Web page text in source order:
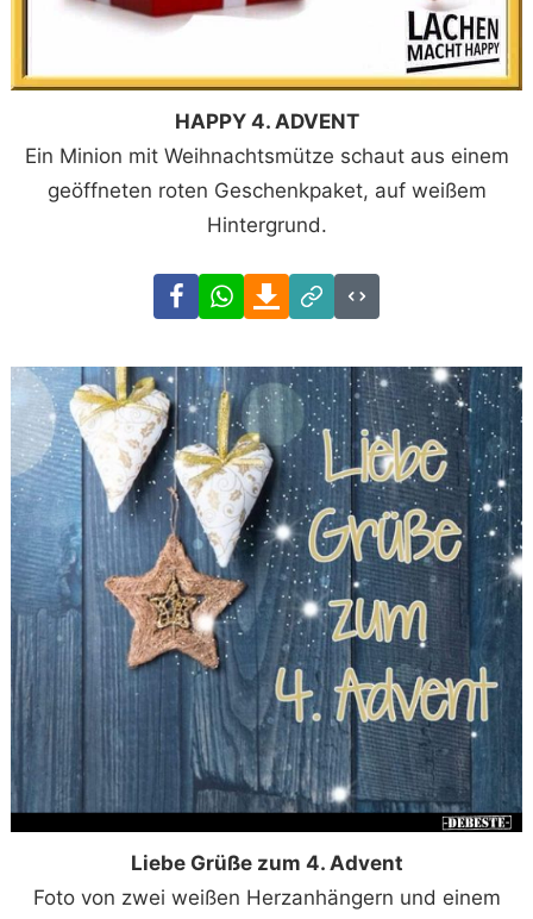
HAPPY 4. ADVENT
Ein Minion mit Weihnachtsmütze schaut aus einem
geöffneten roten Geschenkpaket, auf weißem
Hintergrund.
FacebookWhatsAppDownload
Link
Code
Liebe Grüße zum 4. Advent
Foto von zwei weißen Herzanhängern und einem